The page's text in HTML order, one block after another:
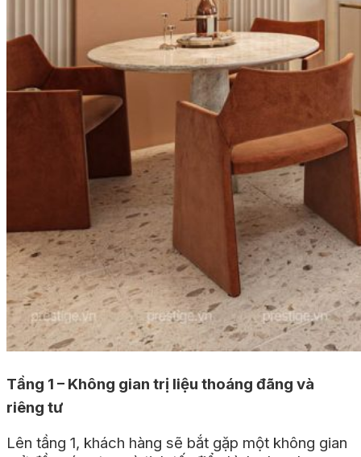
Tầng 1 – Không gian trị liệu thoáng đãng và
riêng tư
Lên tầng 1, khách hàng sẽ bắt gặp một không gian